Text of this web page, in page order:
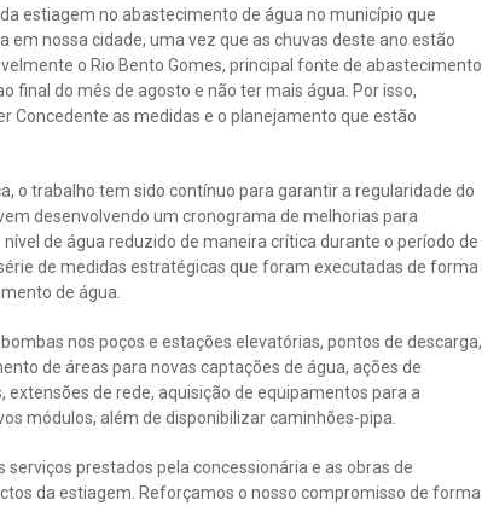
estiagem no abastecimento de água no município que
nossa cidade, uma vez que as chuvas deste ano estão
o Rio Bento Gomes, principal fonte de abastecimento
final do mês de agosto e não ter mais água. Por isso,
Concedente as medidas e o planejamento que estão
o trabalho tem sido contínuo para garantir a regularidade do
desenvolvendo um cronograma de melhorias para
de água reduzido de maneira crítica durante o período de
de medidas estratégicas que foram executadas de forma
de água.
nos poços e estações elevatórias, pontos de descarga,
de áreas para novas captações de água, ações de
de rede, aquisição de equipamentos para a
módulos, além de disponibilizar caminhões-pipa.
prestados pela concessionária e as obras de
da estiagem. Reforçamos o nosso compromisso de forma